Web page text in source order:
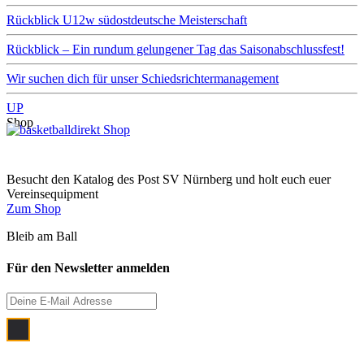
Rückblick U12w südostdeutsche Meisterschaft
Rückblick – Ein rundum gelungener Tag das Saisonabschlussfest!
Wir suchen dich für unser Schiedsrichtermanagement
UP
Shop
Besucht den Katalog des Post SV Nürnberg und holt euch euer
Vereinsequipment
Zum Shop
Bleib am Ball
Für den Newsletter anmelden